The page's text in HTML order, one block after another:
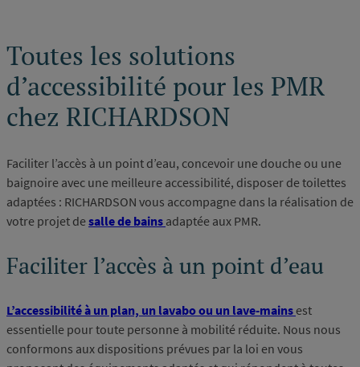
Toutes les solutions
d’accessibilité pour les PMR
chez RICHARDSON
Faciliter l’accès à un point d’eau, concevoir une douche ou une
baignoire avec une meilleure accessibilité, disposer de toilettes
adaptées : RICHARDSON vous accompagne dans la réalisation de
votre projet desalle de bains adaptée aux PMR.
Faciliter l’accès à un point d’eau
L’accessibilité à un plan, un lavabo ou un lave-mains est
essentielle pour toute personne à mobilité réduite. Nous nous
conformons aux dispositions prévues par la loi en vous